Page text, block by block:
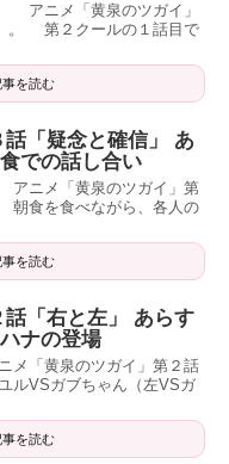
アニメ「黄泉のツガイ」
。 第２クールの１話目で
事を読む
「疑念と確信」 あ
での話し合い
ニメ「黄泉のツガイ」第
食を食べながら、各人の
事を読む
「右と左」 あらす
ナの登場
「黄泉のツガイ」第２話
ルVSガブちゃん（左VSガ
事を読む